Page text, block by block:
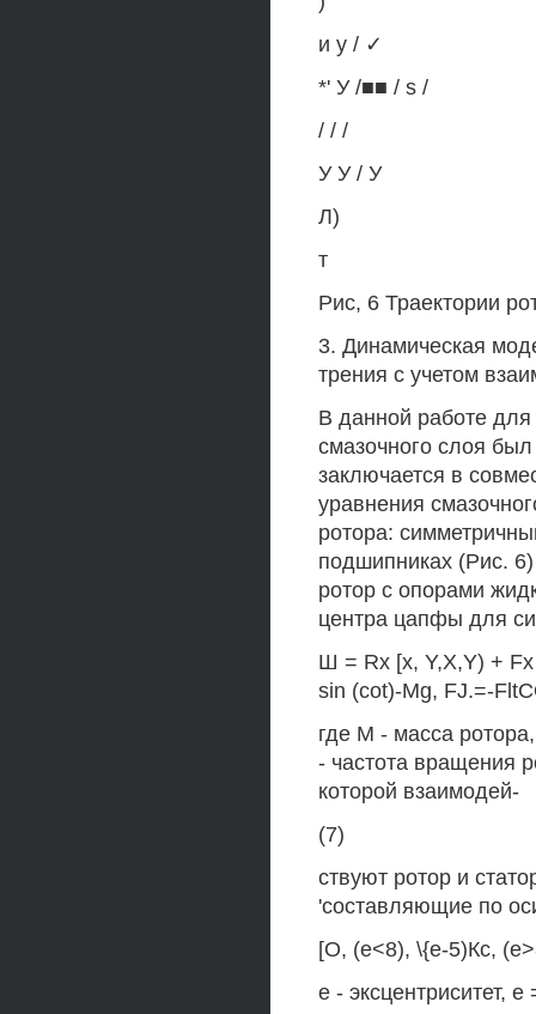
и у / ✓
*' У /■■ / s /
/ / /
У У / У
Л)
т
Рис, 6 Траектории
3. Динамическая
трения с учетом
В данной работе
смазочного слоя
заключается в
уравнения
ротора:
подшипниках (Рис.
ротор с опорами
центра цапфы для
Ш = Rx [х, Y,X,Y) +
sin (cot)-Mg, FJ.=-
где М - масса
- частота вращения
которой взаимодей-
(7)
ствуют ротор и
'составляющие по
[О, (е<8), \{е-5)Кс,
е - эксцентриситет,